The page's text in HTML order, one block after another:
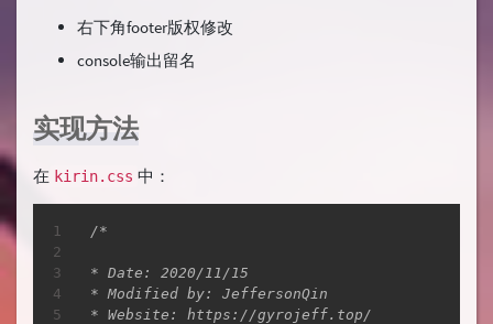
右下角footer版权修改
console输出留名
实现方法
在 kirin.css 中：
/*
* Date: 2020/11/15
* Modified by: JeffersonQin
* Website: https://gyrojeff.top/